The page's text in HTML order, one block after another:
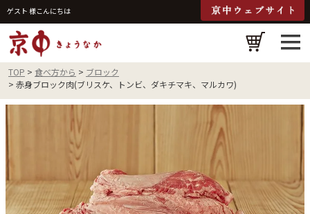
ゲスト 様こんにちは
TOP 食べ方から
ブロック
赤身ブロック肉(ブリスケ、トンビ、ダキチマキ、マルカワ)